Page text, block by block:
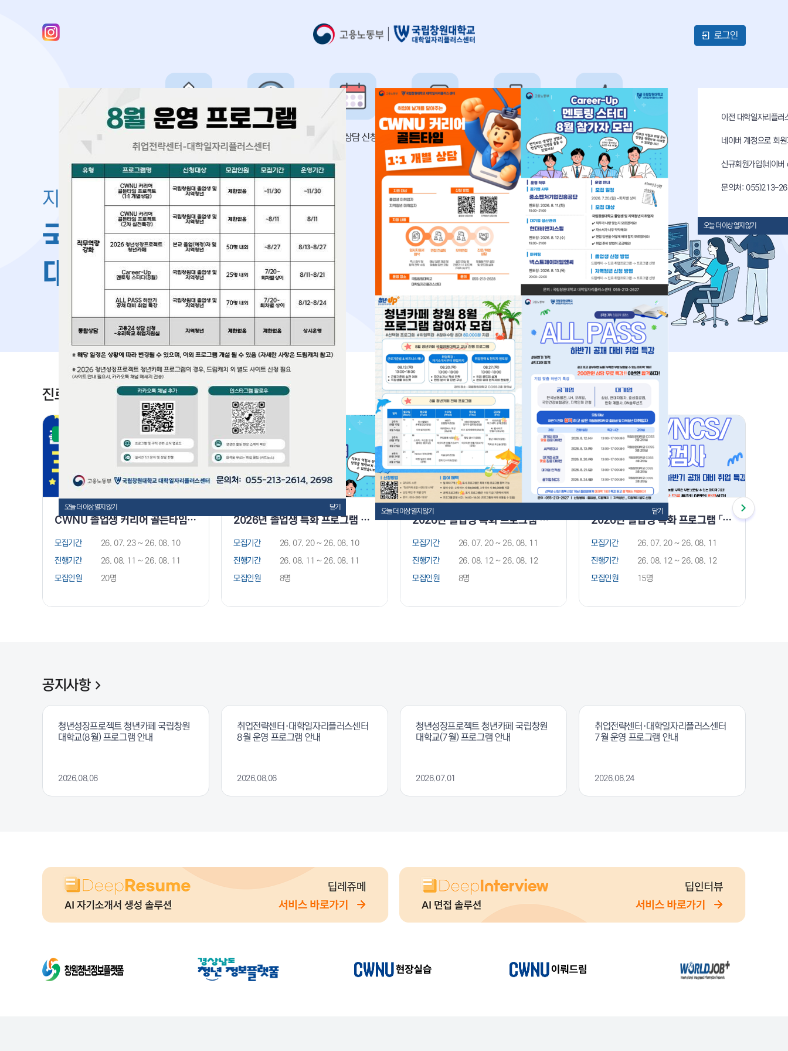
로그인
통합상담 신청 채용정보 청년정책 공지사항
지역청년 여러분의 내일을 같이해요.
국립창원대학교
대학일자리플러스센터
진로·취업프로그램
CWNU 졸업생 커리어 골든타임 프로젝트 [3차 실전 특강] [1회차]
모집기간
26. 07. 23 ~ 26. 08. 10
진행기간
26. 08. 11 ~ 26. 08. 11
모집인원
20명
모집중
2026년 졸업생 특화 프로그램 사업 「Career-Up 멘토링 스터디」 8월 직무 멘토링 모집 (중소벤처기업진흥공단 사무, 현대비앤지스틸 생산관리, 마케팅/비대면진행) [1회차]
모집기간
26. 07. 20 ~ 26. 08. 10
진행기간
26. 08. 11 ~ 26. 08. 11
모집인원
8명
모집중
2026년 졸업생 특화 프로그램 사업 「Career-Up 멘토링 스터디」 8월 직무 멘토링 모집 (중소벤처기업진흥공단 사무, 현대비앤지스틸 생산관리, 마케팅/비대면진행) [2회차]
모집기간
26. 07. 20 ~ 26. 08. 11
진행기간
26. 08. 12 ~ 26. 08. 12
모집인원
8명
모집중
2026년 졸업생 특화 프로그램 「ALL PASS 하반기 공채 대비 취업 특강」프로그램 (NCS/AI역량검사/인적성) [1회차]
모집기간
26. 07. 20 ~ 26. 08. 11
진행기간
26. 08. 12 ~ 26. 08. 12
모집인원
15명
공지사항
청년성장프로젝트 청년카페 국립창원
대학교(8월) 프로그램 안내
2026.08.06
취업전략센터·대학일자리플러스센터
8월 운영 프로그램 안내
2026.08.06
청년성장프로젝트 청년카페 국립창원
대학교(7월) 프로그램 안내
2026.07.01
취업전략센터·대학일자리플러스센터
7월 운영 프로그램 안내
2026.06.24
오늘 더 이상 열지 않기 닫기
오늘 더 이상 열지 않기 닫기
이전 대학일자리플
네이버 계정으로 회
신규회원가입(네이
문의처: 055)213-
오늘 더 이상 열지 않기